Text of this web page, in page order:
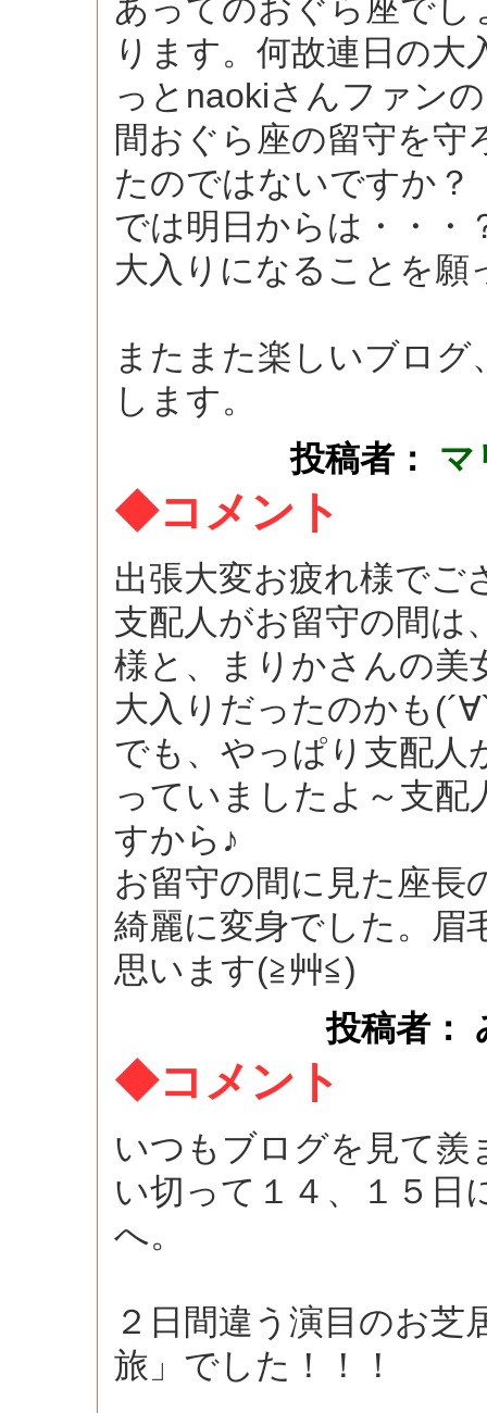
あってのおぐら座で
ります。何故連日の
っとnaokiさんファン
間おぐら座の留守を守
たのではないですか？
では明日からは・・・
大入りになることを願
またまた楽しいブロ
します。
投稿者：
◆コメント
出張大変お疲れ様でご
支配人がお留守の間は
様と、まりかさんの美
大入りだったのかも
でも、やっぱり支配人
っていましたよ～支
すから♪
お留守の間に見た座長
綺麗に変身でした。眉
思います(≧艸≦)
投稿者：
◆コメント
いつもブログを見て
い切って１４、１５日
へ。
２日間違う演目のお
旅」でした！！！